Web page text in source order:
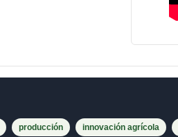
producción innovación agrícola